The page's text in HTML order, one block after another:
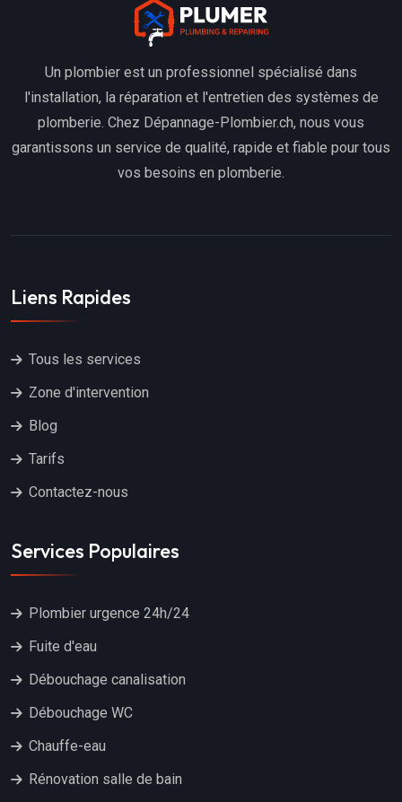
Un plombier est un professionnel spécialisé dans
l'installation, la réparation et l'entretien des systèmes de
plomberie. Chez Dépannage-Plombier.ch, nous vous
garantissons un service de qualité, rapide et fiable pour tous
vos besoins en plomberie.
Liens Rapides
Tous les services
Zone d'intervention
Blog
Tarifs
Contactez-nous
Services Populaires
Plombier urgence 24h/24
Fuite d'eau
Débouchage canalisation
Débouchage WC
Chauffe-eau
Rénovation salle de bain